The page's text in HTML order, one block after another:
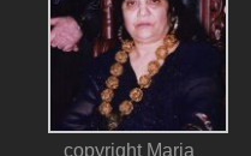
copyright Maria